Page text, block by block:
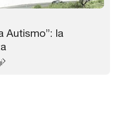
Autismo”: la